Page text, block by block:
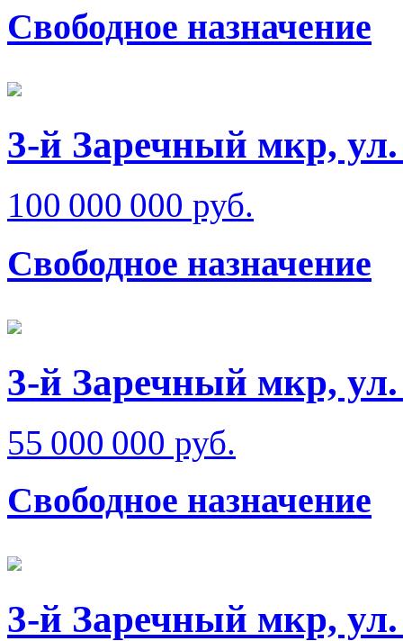
Свободное назначение
3-й Заречный мкр,
100 000 000 руб.
Свободное назначение
3-й Заречный мкр,
55 000 000 руб.
Свободное назначение
3-й Заречный мкр,